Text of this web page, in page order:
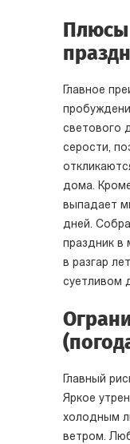
Плюсы
Главное
светового
серости,
дома.
выпадает
дней.
праздник в
в разгар
суетливом
Главный
Яркое
холодным
ветром.